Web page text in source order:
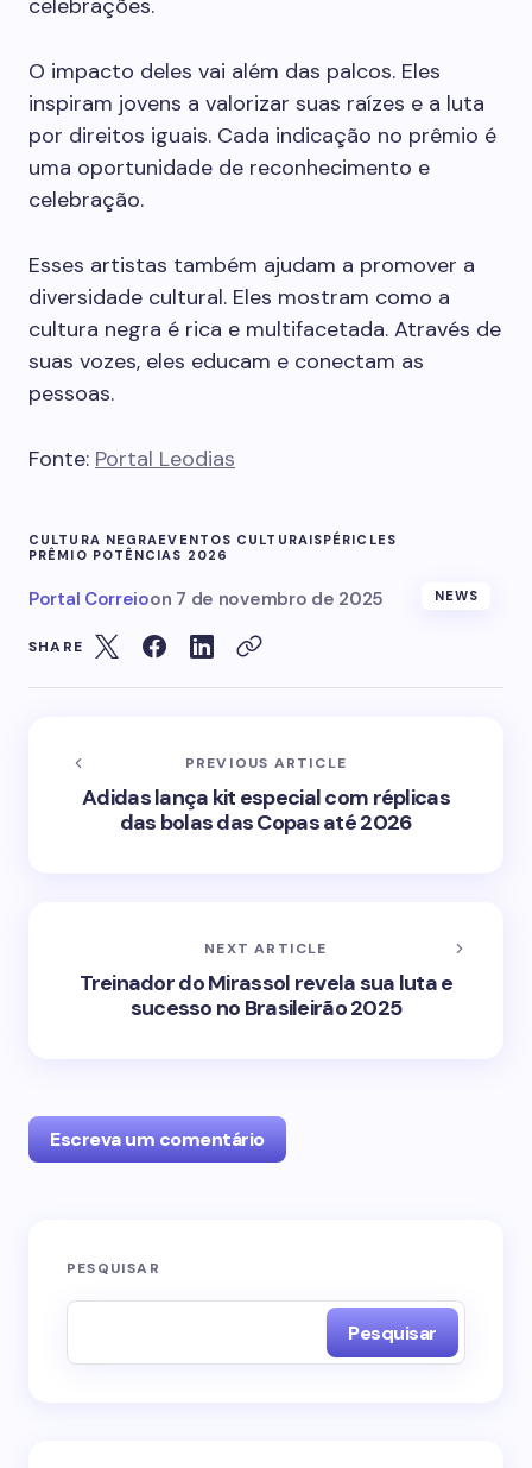
celebrações.
O impacto deles vai além das palcos. Eles
inspiram jovens a valorizar suas raízes e a luta
por direitos iguais. Cada indicação no prêmio é
uma oportunidade de reconhecimento e
celebração.
Esses artistas também ajudam a promover a
diversidade cultural. Eles mostram como a
cultura negra é rica e multifacetada. Através de
suas vozes, eles educam e conectam as
pessoas.
Fonte: Portal Leodias
CULTURA NEGRAEVENTOS CULTURAISPÉRICLES
PRÊMIO POTÊNCIAS 2026
Portal Correioon 7 de novembro de 2025 NEWS
SHARE
PREVIOUS ARTICLE
Adidas lança kit especial com réplicas
das bolas das Copas até 2026
NEXT ARTICLE
Treinador do Mirassol revela sua luta e
sucesso no Brasileirão 2025
Escreva um comentário
O seu endereço de e-mail não será publicado.
PESQUISAR
Pesquisar